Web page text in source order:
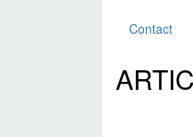
Contact